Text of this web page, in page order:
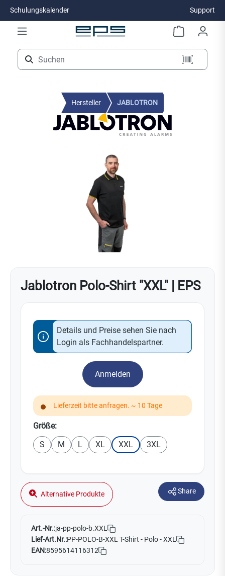
Zum Hauptinhalt springen
Schulungskalender Support
Hersteller JABLOTRON
Jablotron Polo-Shirt "XXL" | EPS
Details und Preise sehen Sie nach
Login als Fachhandelspartner.
Anmelden
Lieferzeit bitte anfragen. ~ 10 Tage
Größe:auswählen
S
M L XL XXL 3XL
Alternative Produkte Share
Art.-Nr.:ja-pp-polo-b.XXL
Lief-Art.Nr.:PP-POLO-B-XXL T-Shirt - Polo - XXL
EAN:8595614116312